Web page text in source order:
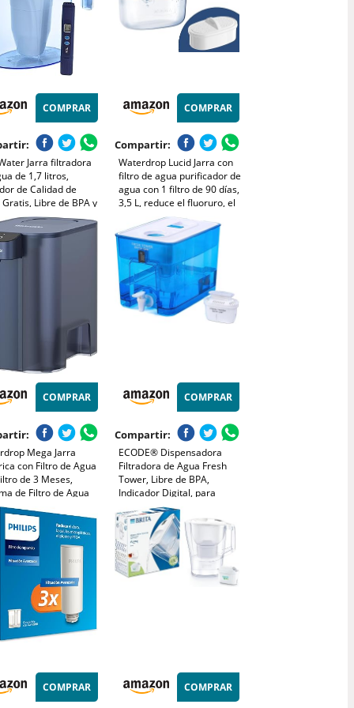
COMPRAR
Jarra filtradora
de 1,7 litros,
de Calidad de
Libre de BPA y
para Reducir el
y Otros Metales
Cartucho Filtro
COMPRAR
Compartir:
Waterdrop Lucid Jarra con
filtro de agua purificador de
agua con 1 filtro de 90 días,
3,5 L, reduce el fluoruro, el
cloro y más, certificado NSF,
sin BPA, blanco (filtro de
repuesto: WD-PF-01A Plus)
COMPRAR
Mega Jarra
con Filtro de Agua
de 3 Meses,
de Filtro de Agua
de 6L,
Cloro, Plomo,
Reduce PFAS,
PFOS, 757 Litros, Azul
COMPRAR
Compartir:
ECODE® Dispensadora
Filtradora de Agua Fresh
Tower, Libre de BPA,
Indicador Digital, para
Nevera, Incluye Filtro
purificador Compatible,
Capacidad de 9.5L, Larga
Duración - Water Filter jug
COMPRAR COMPRAR